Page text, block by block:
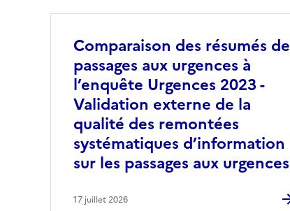
Comparaison des résumés de
passages aux urgences à
l’enquête Urgences 2023 -
Validation externe de la
qualité des remontées
systématiques d’information
sur les passages aux urgences
17 juillet 2026